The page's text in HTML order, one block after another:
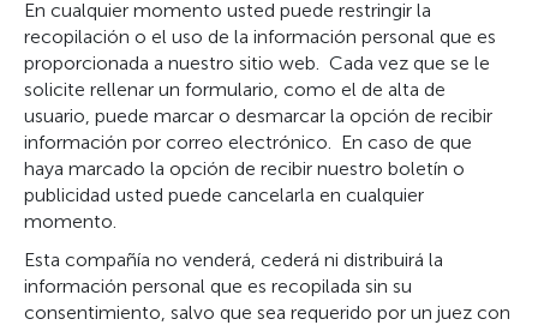
En cualquier momento usted puede restringir la
recopilación o el uso de la información personal que es
proporcionada a nuestro sitio web. Cada vez que se le
solicite rellenar un formulario, como el de alta de
usuario, puede marcar o desmarcar la opción de recibir
información por correo electrónico. En caso de que
haya marcado la opción de recibir nuestro boletín o
publicidad usted puede cancelarla en cualquier
momento.
Esta compañía no venderá, cederá ni distribuirá la
información personal que es recopilada sin su
consentimiento, salvo que sea requerido por un juez con